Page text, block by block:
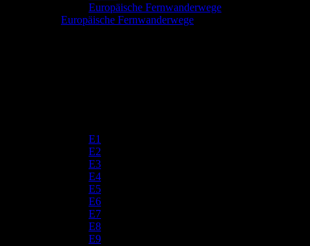
Europäische Fernwanderwege
Europäische Fernwanderwege
E1
E2
E3
E4
E5
E6
E7
E8
E9